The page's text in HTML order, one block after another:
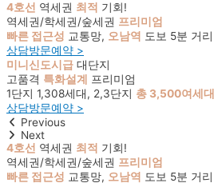
4호선 역세권 최적 기회!
역세권/학세권/숲세권 프리미엄
빠른 접근성 교통망, 오남역 도보 5분 거리
상담방문예약 >
미니신도시급 대단지
고품격 특화설계 프리미엄
1단지 1,308세대, 2,3단지 총 3,500여세대
상담방문예약 >
Previous
Next
4호선 역세권 최적 기회!
역세권/학세권/숲세권 프리미엄
빠른 접근성 교통망, 오남역 도보 5분 거리